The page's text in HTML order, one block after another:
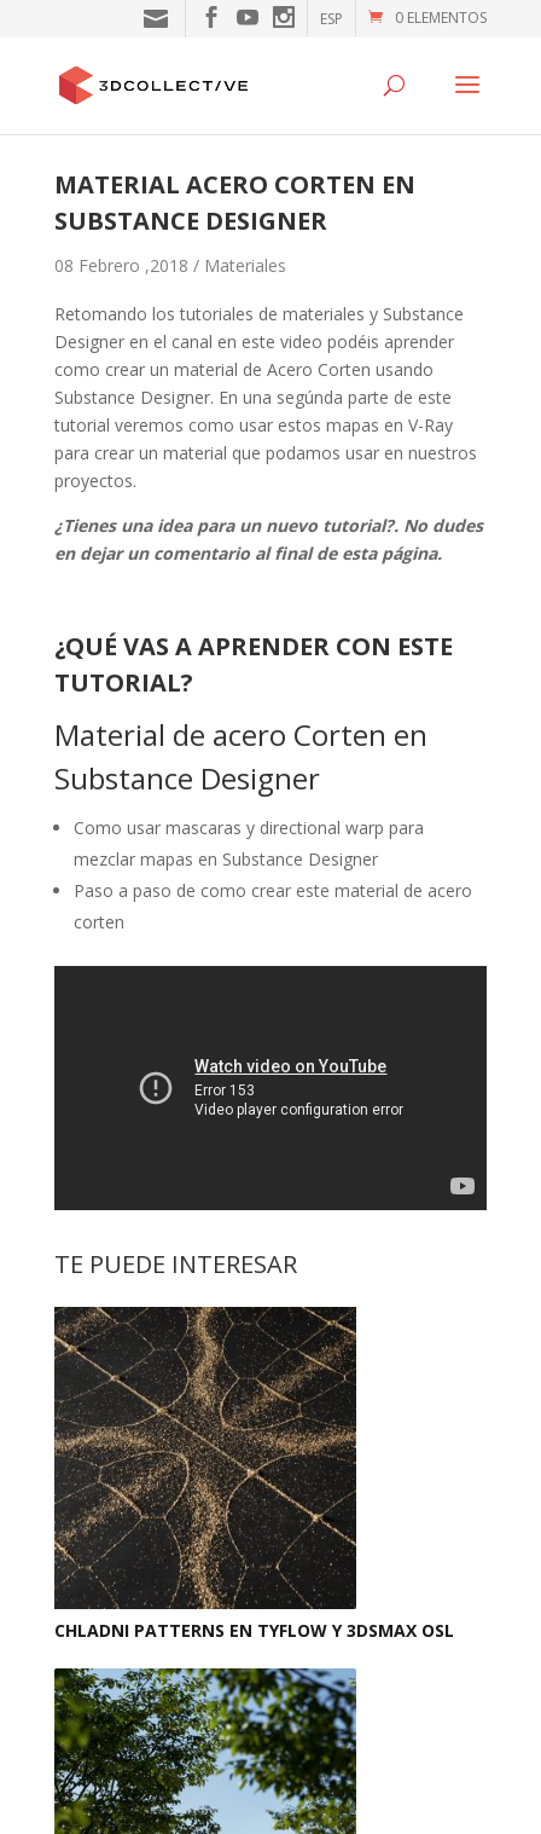
0 ELEMENTOS
ESP
MATERIAL ACERO CORTEN EN
SUBSTANCE DESIGNER
08 Febrero ,2018 / Materiales
Retomando los tutoriales de materiales y Substance
Designer en el canal en este video podéis aprender
como crear un material de Acero Corten usando
Substance Designer. En una segúnda parte de este
tutorial veremos como usar estos mapas en V-Ray
para crear un material que podamos usar en nuestros
proyectos.
¿Tienes una idea para un nuevo tutorial?. No dudes
en dejar un comentario al final de esta página.
¿QUÉ VAS A APRENDER CON ESTE
TUTORIAL?
Material de acero Corten en
Substance Designer
Como usar mascaras y directional warp para
mezclar mapas en Substance Designer
Paso a paso de como crear este material de acero
corten
TE PUEDE INTERESAR
CHLADNI PATTERNS EN TYFLOW Y 3DSMAX OSL